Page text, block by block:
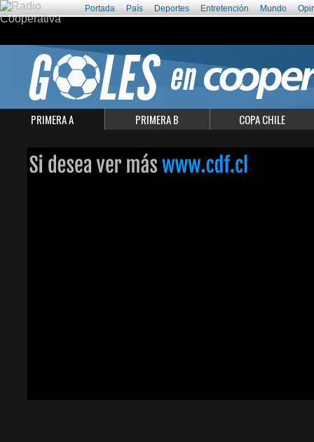
Portada País Deportes Entretención Mundo
PRIMERA A PRIMERA B COPA CHILE